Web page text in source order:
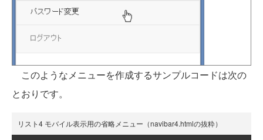
このようなメニューを作成するサンプルコードは次の
とおりです。
リスト4 モバイル表示用の省略メニュー（navibar4.htmlの抜粋）